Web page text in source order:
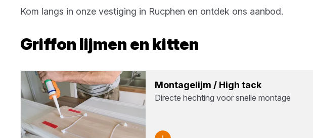
Kom langs in onze vestiging in Rucphen en ontdek ons aanbod.
Griffon lijmen en kitten
Mon­ta­ge­lijm / High tack
Directe hechting voor snelle montage